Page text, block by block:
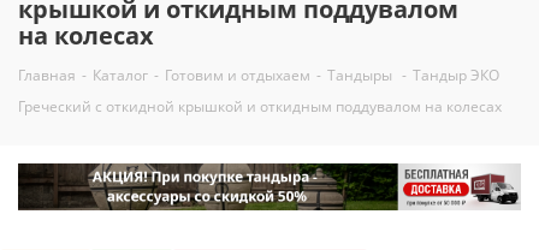
крышкой и откидным поддувалом
на колесах
Главная - Каталог - Готовим и отдыхаем - Тандыры - Тандыр ЭКО
Греческий с откидной крышкой и откидным поддувалом на колесах